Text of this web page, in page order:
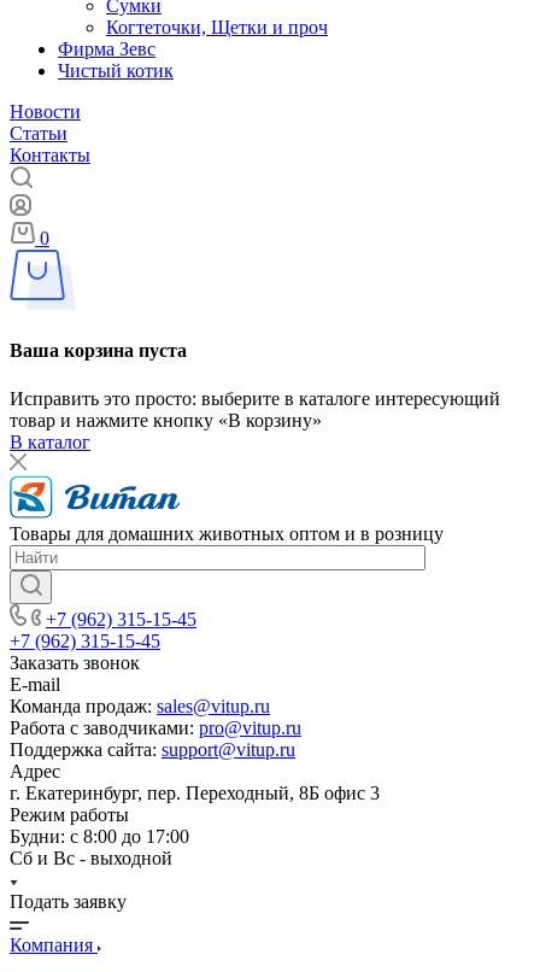
Сумки
Когтеточки, Щетки и проч
Фирма Зевс
Чистый котик
Новости
Статьи
Контакты
0
Ваша корзина пуста
Исправить это просто: выберите в каталоге интересующий
товар и нажмите кнопку «В корзину»
В каталог
Товары для домашних животных оптом и в розницу
+7 (962) 315-15-45
+7 (962) 315-15-45
Заказать звонок
E-mail
Команда продаж: sales@vitup.ru
Работа с заводчиками: pro@vitup.ru
Поддержка сайта: support@vitup.ru
Адрес
г. Екатеринбург, пер. Переходный, 8Б офис 3
Режим работы
Будни: с 8:00 до 17:00
Сб и Вс - выходной
Подать заявку
Компания